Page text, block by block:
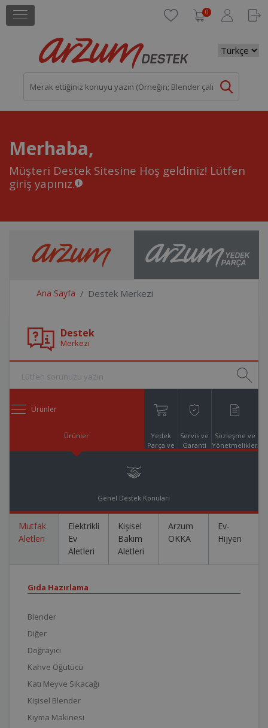
0
Merhaba,
Müşteri Destek Sitesine Hoş geldiniz! Lütfen
giriş yapınız.
Ana Sayfa Destek Merkezi
Destek
Merkezi
Ürünler
Ürünler
Yedek
Parça ve
Servis ve
Garanti
Sözleşme ve
Yönetmelikler
Genel Destek Konuları
Mutfak
Aletleri
Elektrikli
Ev
Aletleri
Kişisel
Bakım
Aletleri
Arzum
OKKA
Ev-
Hijyen
Gıda Hazırlama
Blender
Diğer
Doğrayıcı
Kahve Öğütücü
Katı Meyve Sıkacağı
Kişisel Blender
Kıyma Makinesi